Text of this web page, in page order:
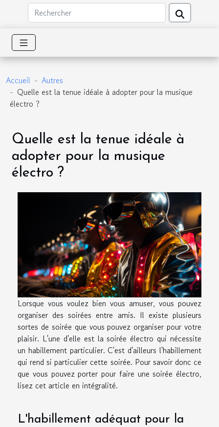
Accueil
Autres
Quelle est la tenue idéale à adopter pour la musique
électro ?
Quelle est la tenue idéale à
adopter pour la musique
électro ?
Lorsque vous voulez bien vous amuser, vous pouvez
organiser des soirées entre amis. Il existe plusieurs
sortes de soirée que vous pouvez organiser pour votre
plaisir. L'une d'elle est la soirée électro qui nécessite
un habillement particulier. C'est d'ailleurs l'habillement
qui rend si particulier cette soirée. Pour savoir donc ce
que vous pouvez porter pour faire une soirée électro,
lisez cet article en intégralité.
L'habillement adéquat pour la